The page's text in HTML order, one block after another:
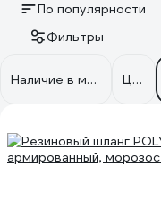
По популярности
Фильтры
Наличие в магазинах Цена